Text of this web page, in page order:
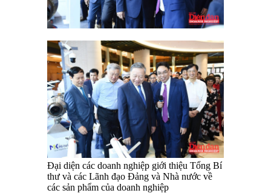
Đại diện các doanh nghiệp giới thiệu Tổng Bí
thư và các Lãnh đạo Đảng và Nhà nước về
các sản phẩm của doanh nghiệp